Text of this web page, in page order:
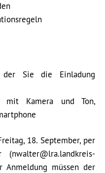
der Sie die Einladung
mit Kamera und Ton,
18. September, per
Anmeldung müssen der